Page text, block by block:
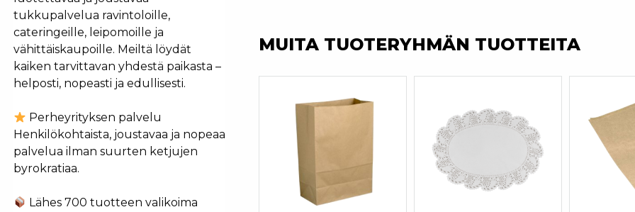
tukkupalvelua ravintoloille,
cateringeille, leipomoille ja
vähittäiskaupoille. Meiltä löydät
kaiken tarvittavan yhdestä paikasta –
helposti, nopeasti ja edullisesti.
Perheyrityksen palvelu
Henkilökohtaista, joustavaa ja nopeaa
palvelua ilman suurten ketjujen
byrokratiaa.
Lähes 700 tuotteen valikoima
MUITA TUOTERYHMÄN TUOTTEITA